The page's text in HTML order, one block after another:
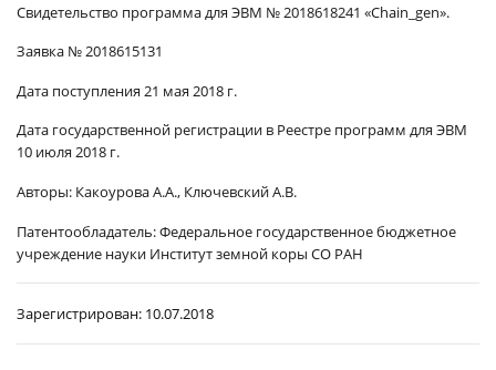
Свидетельство программа для ЭВМ № 2018618241 «Chain_gen».
Заявка № 2018615131
Дата поступления 21 мая 2018 г.
Дата государственной регистрации в Реестре программ для ЭВМ
10 июля 2018 г.
Авторы: Какоурова А.А., Ключевский А.В.
Патентообладатель:Федеральное государственное бюджетное
учреждение науки Институт земной коры СО РАН
Зарегистрирован: 10.07.2018